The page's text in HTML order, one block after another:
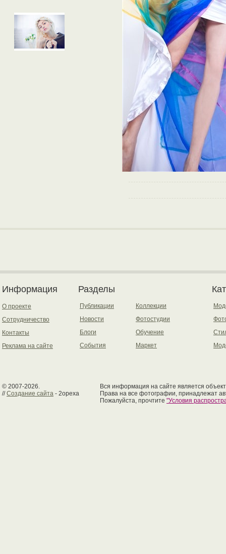
Информация
О проекте
Сотрудничество
Контакты
Реклама на сайте
Разделы
Публикации
Новости
Блоги
События
Коллекции
Фотостудии
Обучение
Маркет
© 2007-2026.
//Создание сайта - 2opexa
Вся информация на сайте является
Права на все фотографии, принадлежат
Пожалуйста, прочтите "Условия